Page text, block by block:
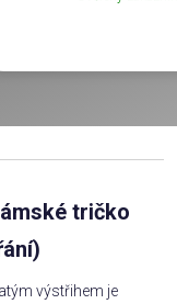
tričko
výstřihem je